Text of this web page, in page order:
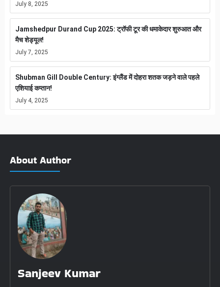
July 8, 2025
Jamshedpur Durand Cup 2025: ट्रॉफी टूर की धमाकेदार शुरुआत और
मैच शेड्यूल!
July 7, 2025
Shubman Gill Double Century: इंग्लैंड में दोहरा शतक जड़ने वाले पहले
एशियाई कप्तान!
July 4, 2025
About Author
Sanjeev Kumar